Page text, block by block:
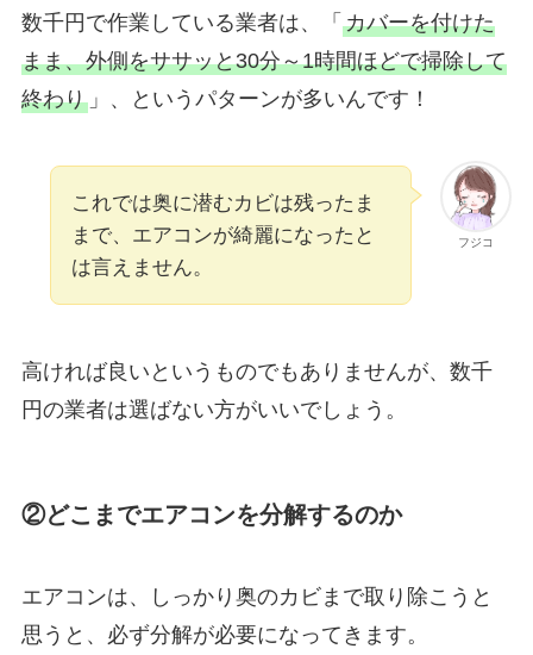
数千円で作業している業者は、「 カバーを付けた
まま、外側をササッと30分～1時間ほどで掃除して
終わり」、というパターンが多いんです！
フジコ
これでは奥に潜むカビは残ったま
まで、エアコンが綺麗になったと
は言えません。
高ければ良いというものでもありませんが、数千
円の業者は選ばない方がいいでしょう。
②どこまでエアコンを分解するのか
エアコンは、しっかり奥のカビまで取り除こうと
思うと、必ず分解が必要になってきます。